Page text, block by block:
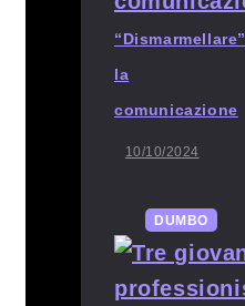
“Dismarmellare”
la
comunicazione
10/10/2024
DUMBO